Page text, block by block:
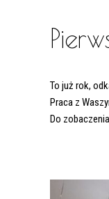
To już rok,
Praca z
Do